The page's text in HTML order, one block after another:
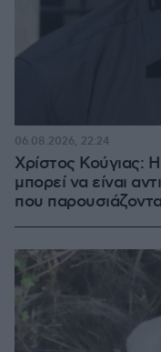
Χρίστος Κούγιας:
μπορεί να είναι
που
06.08.2026, 22:24